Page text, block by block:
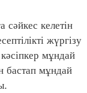
келетін
жүргізу
мұндай
бастап мұндай